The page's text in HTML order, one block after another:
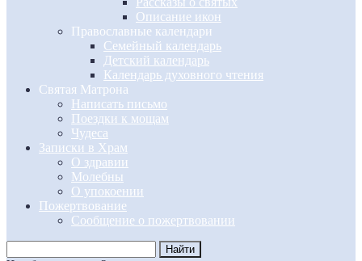
Описание икон
Православные календари
Семейный календарь
Детский календарь
Календарь духовного чтения
Святая Матрона
Написать письмо
Поездки к мощам
Чудеса
Записки в Храм
О здравии
Молебны
О упокоении
Пожертвование
Сообщение о пожертвовании